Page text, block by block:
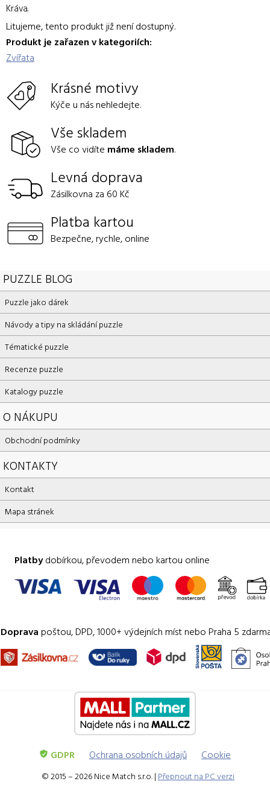
Kráva.
Litujeme, tento produkt již není dostupný.
Produkt je zařazen v kategoriích:
Zvířata
Krásné motivy
Kýče u nás nehledejte.
Vše skladem
Vše co vidíte máme skladem.
Levná doprava
Zásilkovna za 60 Kč
Platba kartou
Bezpečne, rychle, online
PUZZLE BLOG
Puzzle jako dárek
Návody a tipy na skládání puzzle
Tématické puzzle
Recenze puzzle
Katalogy puzzle
O NÁKUPU
Obchodní podmínky
KONTAKTY
Kontakt
Mapa stránek
Platbydobírkou, převodem nebo kartou online
Doprava poštou, DPD, 1000+ výdejních míst nebo Praha 5
GDPR Ochrana osobních údajů Cookie
© 2015 – 2026 Nice Match s.r.o. | Přepnout na PC verzi